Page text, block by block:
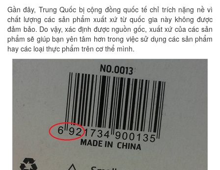
Gần đây, Trung Quốc bị cộng đồng quốc tế chỉ trích nặng nề vì
chất lượng các sản phẩm xuất xứ từ quốc gia này không được
đảm bảo. Do vậy, xác định được nguồn gốc, xuất xứ của các sản
phẩm sẽ giúp bạn yên tâm hơn trong việc sử dụng các sản phẩm
hay các loại thực phẩm trên cơ thể mình.